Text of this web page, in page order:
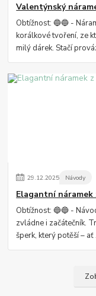
Valentýnský
Obtížnost: 🔵🔵 -
korálkové tvoření, ze
milý dárek. Stačí
29.12.2025 Návody
Elagantní náramek
Obtížnost: 🔵🔵 -
zvládne i začátečník.
šperk, který potěší – ať